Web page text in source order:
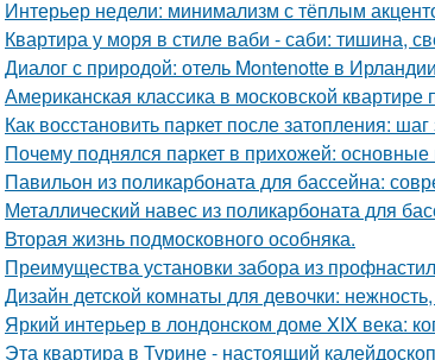
Интерьер недели: минимализм с тёплым
Квартира у моря в стиле ваби - саби: тишина,
Диалог с природой: отель Montenotte в
Американская классика в московской
Как восстановить паркет после затопления:
Почему поднялся паркет в прихожей:
Павильон из поликарбоната для бассейна:
Металлический навес из поликарбоната для
Вторая жизнь подмосковного особняка.
Преимущества установки забора из
Дизайн детской комнаты для девочки:
Яркий интерьер в лондонском доме XIX века:
Эта квартира в Турине - настоящий